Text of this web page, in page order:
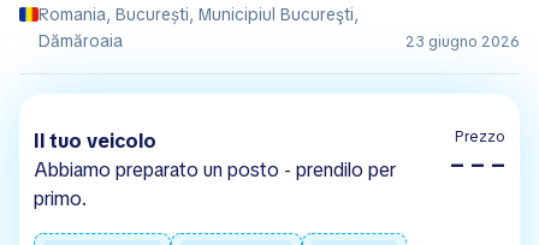
Romania, București, Municipiul Bucureşti,
Dămăroaia
23 giugno 2026
Il tuo veicolo
Abbiamo preparato un posto - prendilo per
primo.
Prezzo
– – –